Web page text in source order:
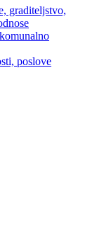
graditeljstvo,
poslove